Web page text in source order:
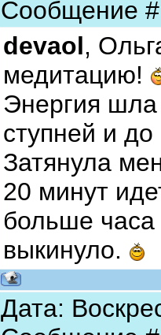
Сообщение
devaol,
медитацию!
Энергия
ступней и
Затянула
20 минут
больше часа
выкинуло.
Дата: